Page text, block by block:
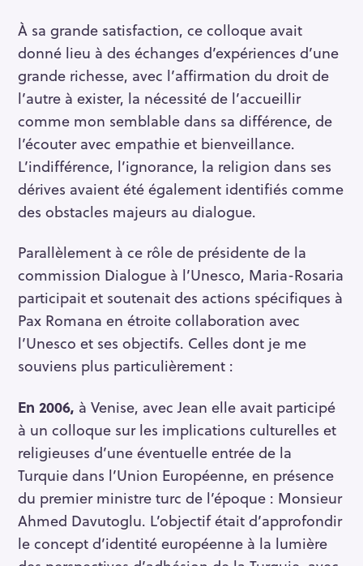
À sa grande satisfaction, ce colloque avait
donné lieu à des échanges d’expériences d’une
grande richesse, avec l’affirmation du droit de
l’autre à exister, la nécessité de l’accueillir
comme mon semblable dans sa différence, de
l’écouter avec empathie et bienveillance.
L’indifférence, l’ignorance, la religion dans ses
dérives avaient été également identifiés comme
des obstacles majeurs au dialogue.
Parallèlement à ce rôle de présidente de la
commission Dialogue à l’Unesco, Maria-Rosaria
participait et soutenait des actions spécifiques à
Pax Romana en étroite collaboration avec
l’Unesco et ses objectifs. Celles dont je me
souviens plus particulièrement :
En 2006, à Venise, avec Jean elle avait participé
à un colloque sur les implications culturelles et
religieuses d’une éventuelle entrée de la
Turquie dans l’Union Européenne, en présence
du premier ministre turc de l’époque : Monsieur
Ahmed Davutoglu. L’objectif était d’approfondir
le concept d’identité européenne à la lumière